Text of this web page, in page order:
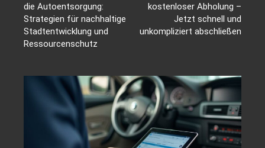
die Autoentsorgung:
Strategien für nachhaltige
Stadtentwicklung und
Ressourcenschutz
kostenloser Abholung –
Jetzt schnell und
unkompliziert abschließen